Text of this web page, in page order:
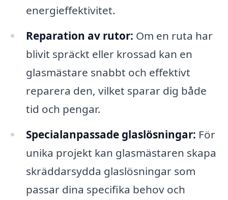
energieffektivitet.
Reparation av rutor: Om en ruta har
blivit spräckt eller krossad kan en
glasmästare snabbt och effektivt
reparera den, vilket sparar dig både
tid och pengar.
Specialanpassade glaslösningar: För
unika projekt kan glasmästaren skapa
skräddarsydda glaslösningar som
passar dina specifika behov och